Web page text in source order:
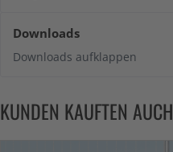
Downloads
Downloads aufklappen
KUNDEN KAUFTEN AUCH